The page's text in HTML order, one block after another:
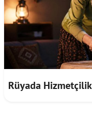
Rüyada Hizmetçilik